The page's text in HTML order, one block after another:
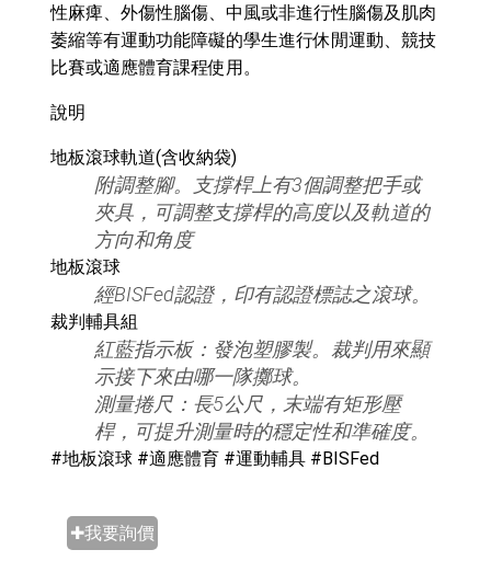
性麻痺、外傷性腦傷、中風或非進行性腦傷及肌肉
萎縮等有運動功能障礙的學生進行休閒運動、競技
比賽或適應體育課程使用。
說明
地板滾球軌道(含收納袋)
附調整腳。支撐桿上有3個調整把手或
夾具，可調整支撐桿的高度以及軌道的
方向和角度
地板滾球
經BISFed認證，印有認證標誌之滾球。
裁判輔具組
紅藍指示板：發泡塑膠製。裁判用來顯
示接下來由哪一隊擲球。
測量捲尺：長5公尺，末端有矩形壓
桿，可提升測量時的穩定性和準確度。
#地板滾球 #適應體育 #運動輔具 #BISFed
✚我要詢價